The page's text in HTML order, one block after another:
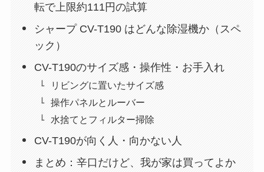
転で上限約111円の試算
シャープ CV-T190 はどんな除湿機か（スペ
ック）
CV-T190のサイズ感・操作性・お手入れ
リビングに置いたサイズ感
操作パネルとルーバー
水捨てとフィルター掃除
CV-T190が向く人・向かない人
まとめ：辛口だけど、我が家は買ってよか